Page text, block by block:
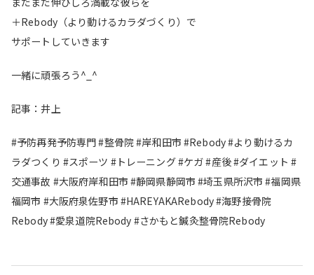
＋Rebody（より動けるカラダづくり）で
サポートしていきます
一緒に頑張ろう^_^
記事：井上
#予防再発予防専門 #整骨院 #岸和田市 #Rebody #より動けるカ
ラダつくり #スポーツ #トレーニング #ケガ #産後 #ダイエット #
交通事故 #大阪府岸和田市 #静岡県静岡市 #埼玉県所沢市 #福岡県
福岡市 #大阪府泉佐野市 #HAREYAKARebody #海野接骨院
Rebody #愛泉道院Rebody #さかもと鍼灸整骨院Rebody